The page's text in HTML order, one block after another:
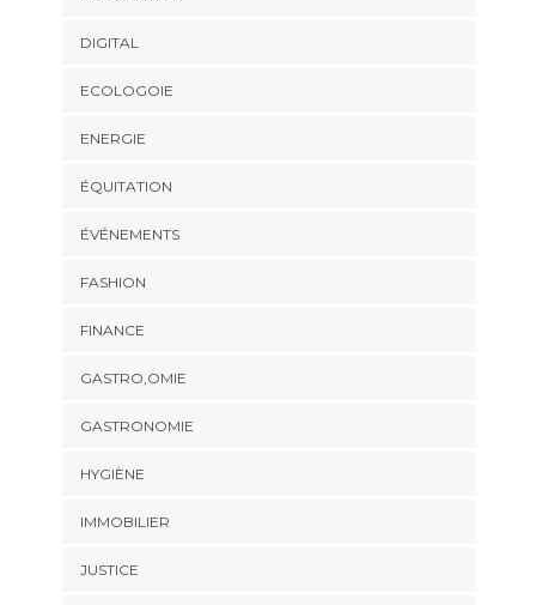
DIGITAL
ECOLOGOIE
ENERGIE
ÉQUITATION
ÉVÉNEMENTS
FASHION
FINANCE
GASTRO,OMIE
GASTRONOMIE
HYGIÈNE
IMMOBILIER
JUSTICE